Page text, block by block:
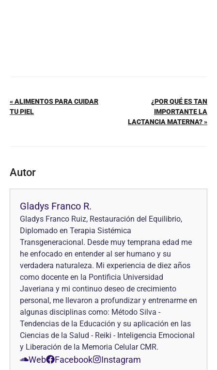
« ALIMENTOS PARA CUIDAR
TU PIEL
¿POR QUÉ ES TAN
IMPORTANTE LA
LACTANCIA MATERNA? »
Autor
Gladys Franco R.
Gladys Franco Ruiz, Restauración del Equilibrio,
Diplomado en Terapia Sistémica
Transgeneracional. Desde muy temprana edad me
he enfocado en entender al ser humano y su
verdadera naturaleza. Mi experiencia de diez años
como docente en la Pontificia Universidad
Javeriana y mi continuo deseo de crecimiento
personal, me llevaron a profundizar y entrenarme en
algunas disciplinas como: Método Silva -
Tendencias de la Educación y su aplicación en las
Ciencias de la Salud - Reiki - Inteligencia Emocional
y Liberación de la Memoria Celular CMR.
Web Facebook Instagram